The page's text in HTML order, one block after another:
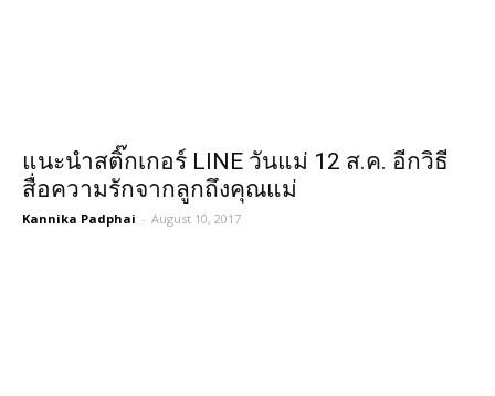
แนะนำสติ๊กเกอร์ LINE วันแม่ 12 ส.ค. อีกวิธี
สื่อความรักจากลูกถึงคุณแม่
Kannika Padphai - August 10, 2017